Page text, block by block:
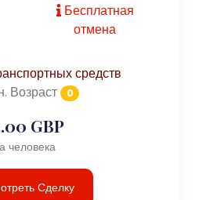
Бесплатная
отмена
средств
Возраст
0
GBP
человека
Сделку